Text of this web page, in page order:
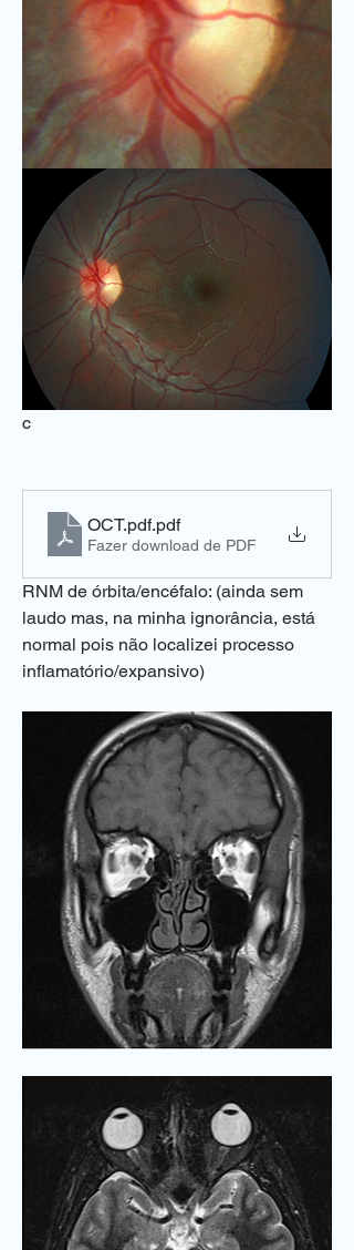
c
OCT.pdf.pdf
Fazer download de PDF
RNM de órbita/encéfalo: (ainda sem
laudo mas, na minha ignorância, está
normal pois não localizei processo
inflamatório/expansivo)